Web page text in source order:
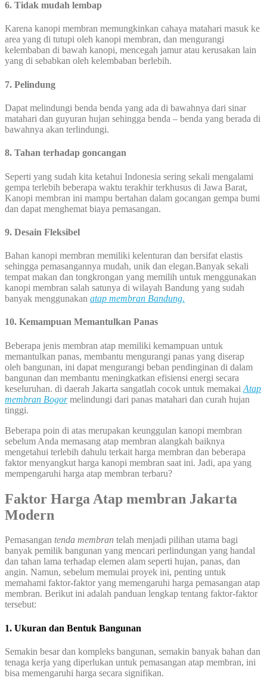
6. Tidak mudah lembap
Karena kanopi membran memungkinkan cahaya matahari masuk ke
area yang di tutupi oleh kanopi membran, dan mengurangi
kelembaban di bawah kanopi, mencegah jamur atau kerusakan lain
yang di sebabkan oleh kelembaban berlebih.
7. Pelindung
Dapat melindungi benda benda yang ada di bawahnya dari sinar
matahari dan guyuran hujan sehingga benda – benda yang berada di
bawahnya akan terlindungi.
8. Tahan terhadap goncangan
Seperti yang sudah kita ketahui Indonesia sering sekali mengalami
gempa terlebih beberapa waktu terakhir terkhusus di Jawa Barat,
Kanopi membran ini mampu bertahan dalam gocangan gempa bumi
dan dapat menghemat biaya pemasangan.
9. Desain Fleksibel
Bahan kanopi membran memiliki kelenturan dan bersifat elastis
sehingga pemasangannya mudah, unik dan elegan.Banyak sekali
tempat makan dan tongkrongan yang memilih untuk menggunakan
kanopi membran salah satunya di wilayah Bandung yang sudah
banyak menggunakan atap membran Bandung.
10. Kemampuan Memantulkan Panas
Beberapa jenis membran atap memiliki kemampuan untuk
memantulkan panas, membantu mengurangi panas yang diserap
oleh bangunan, ini dapat mengurangi beban pendinginan di dalam
bangunan dan membantu meningkatkan efisiensi energi secara
keseluruhan. di daerah Jakarta sangatlah cocok untuk memakai Atap
membran Bogormelindungi dari panas matahari dan curah hujan
tinggi.
Beberapa poin di atas merupakan keunggulan kanopi membran
sebelum Anda memasang atap membran alangkah baiknya
mengetahui terlebih dahulu terkait harga membran dan beberapa
faktor menyangkut harga kanopi membran saat ini. Jadi, apa yang
mempengaruhi harga atap membran terbaru?
Faktor Harga Atap membran Jakarta
Modern
Pemasangan tenda membran telah menjadi pilihan utama bagi
banyak pemilik bangunan yang mencari perlindungan yang handal
dan tahan lama terhadap elemen alam seperti hujan, panas, dan
angin. Namun, sebelum memulai proyek ini, penting untuk
memahami faktor-faktor yang memengaruhi harga pemasangan atap
membran. Berikut ini adalah panduan lengkap tentang faktor-faktor
tersebut:
1. Ukuran dan Bentuk Bangunan
Semakin besar dan kompleks bangunan, semakin banyak bahan dan
tenaga kerja yang diperlukan untuk pemasangan atap membran, ini
bisa memengaruhi harga secara signifikan.